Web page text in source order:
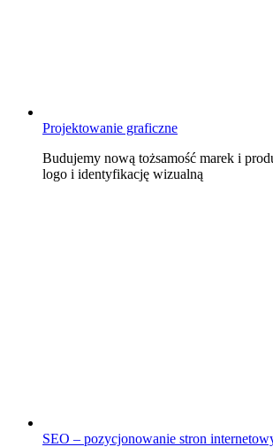
Projektowanie graficzne
Budujemy nową tożsamość marek i
logo i identyfikację wizualną
SEO – pozycjonowanie stron